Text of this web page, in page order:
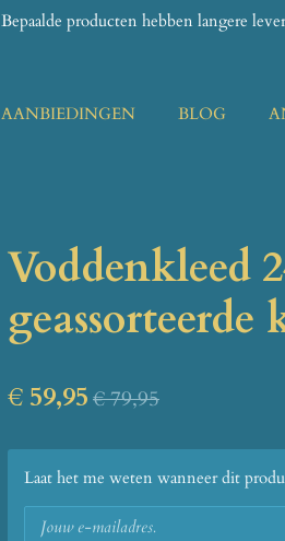
Bepaalde producten hebben langere
AANBIEDINGEN BLOG
Voddenkleed
geassorteerde
€ 59,95€ 79,95
Laat het me weten wanneer dit